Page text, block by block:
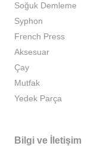
Soğuk Demleme
Syphon
French Press
Aksesuar
Çay
Mutfak
Yedek Parça
Bilgi ve İletişim